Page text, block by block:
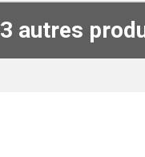
3 autres